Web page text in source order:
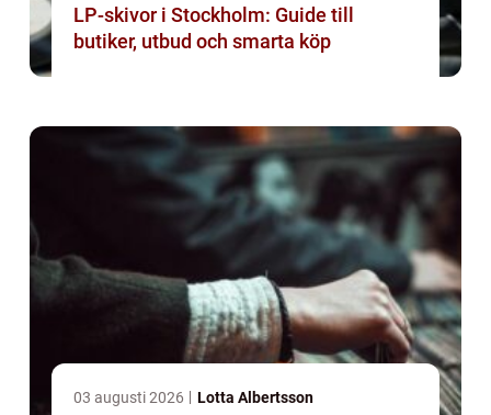
LP-skivor i Stockholm: Guide till
butiker, utbud och smarta köp
03 augusti 2026 Lotta Albertsson